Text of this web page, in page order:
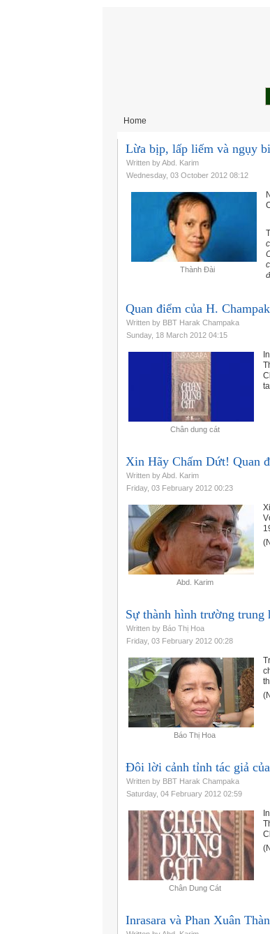
Home
Lừa bịp, lấp liếm và ngụy
Written by Abd. Karim
Wednesday, 03 October 2012 08:12
Thành Đài
Quan điểm của H.
Written by BBT Harak Champaka
Sunday, 18 March 2012 04:15
Chân dung cát
Xin Hãy Chấm Dứt! Quan
Written by Abd. Karim
Friday, 03 February 2012 00:23
Abd. Karim
Sự thành hình trường trung
Written by Báo Thị Hoa
Friday, 03 February 2012 00:28
Báo Thị Hoa
Ðôi lời cảnh tỉnh tác giả
Written by BBT Harak Champaka
Saturday, 04 February 2012 02:59
Chân Dung Cát
Inrasara và Phan Xuân